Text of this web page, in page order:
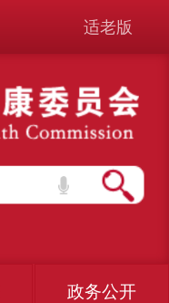
适老版
政务公开